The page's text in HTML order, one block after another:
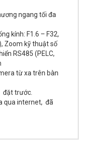
ngang tối đa
kính: F1.6 – F32,
Zoom kỹ thuật số
RS485 (PELC,
từ xa trên bàn
đặt trước.
qua internet, đã